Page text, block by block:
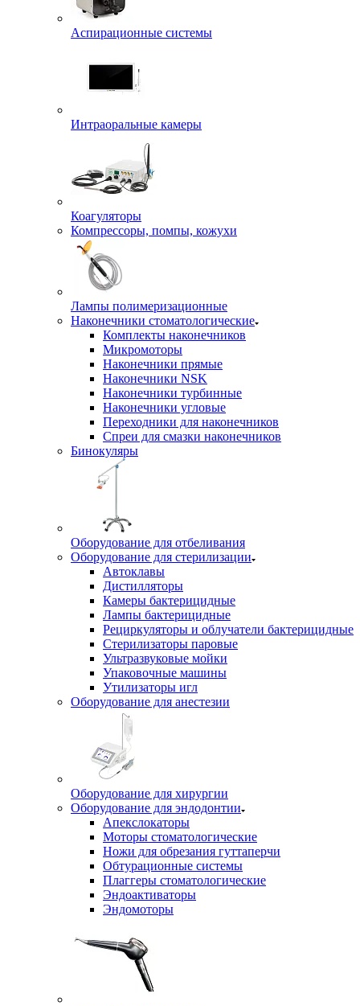
Аспирационные системы
Интраоральные камеры
Коагуляторы
Компрессоры, помпы, кожухи
Лампы полимеризационные
Наконечники стоматологические
Комплекты наконечников
Микромоторы
Наконечники прямые
Наконечники NSK
Наконечники турбинные
Наконечники угловые
Переходники для наконечников
Спреи для смазки наконечников
Бинокуляры
Оборудование для отбеливания
Оборудование для стерилизации
Автоклавы
Дистилляторы
Камеры бактерицидные
Лампы бактерицидные
Рециркуляторы и облучатели бактерицидные
Стерилизаторы паровые
Ультразвуковые мойки
Упаковочные машины
Утилизаторы игл
Оборудование для анестезии
Оборудование для хирургии
Оборудование для эндодонтии
Апекслокаторы
Моторы стоматологические
Ножи для обрезания гуттаперчи
Обтурационные системы
Плаггеры стоматологические
Эндоактиваторы
Эндомоторы